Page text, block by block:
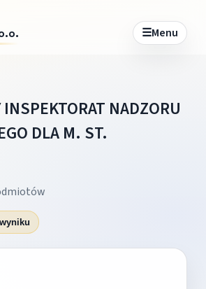
☰Menu
INSPEKTORAT NADZORU
DLA M. ST.